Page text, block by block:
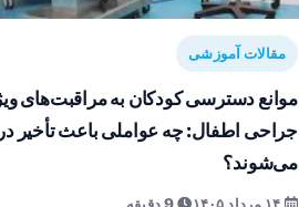
مقالات آموزشی
موانع دسترسی کودکان به مراقبت‌های
جراحی اطفال: چه عواملی باعث تأخیر
می‌شوند؟
9 دقیقه